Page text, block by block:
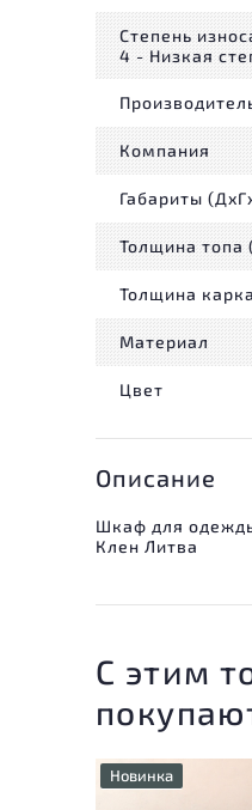
Степень
4 - Низкая
Компания
Габариты
Толщина
Толщина
Материал
Цвет
Описание
Шкаф для
Клен Литва
С этим
Новинка